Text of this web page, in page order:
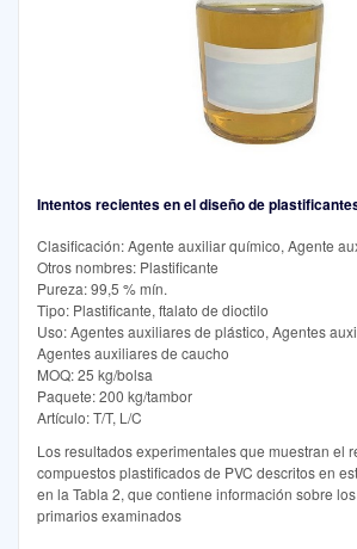
Intentos recientes en el diseño de
Clasificación: Agente auxiliar químico, Agente
Otros nombres: Plastificante
Pureza: 99,5 % mín.
Tipo: Plastificante, ftalato de dioctilo
Uso: Agentes auxiliares de plástico, Agentes
Agentes auxiliares de caucho
MOQ: 25 kg/bolsa
Paquete: 200 kg/tambor
Artículo: T/T, L/C
Los resultados experimentales que muestran el
compuestos plastificados de PVC descritos en
en la Tabla 2, que contiene información sobre
primarios examinados